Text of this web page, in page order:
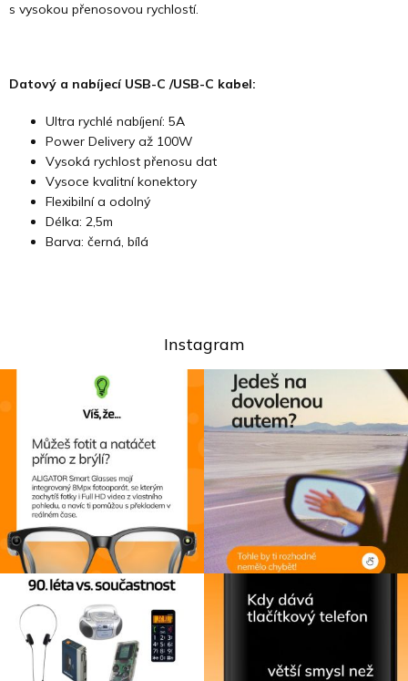
s vysokou přenosovou rychlostí.
Datový a nabíjecí USB-C /USB-C kabel:
Ultra rychlé nabíjení: 5A
Power Delivery až 100W
Vysoká rychlost přenosu dat
Vysoce kvalitní konektory
Flexibilní a odolný
Délka: 2,5m
Barva: černá, bílá
Instagram